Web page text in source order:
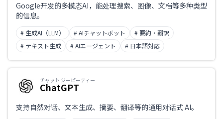
Google开发的多模态AI，能处理搜索、图像、文档等多种类型
的信息。
# 生成AI（LLM） # AIチャットボット
# 要約・翻訳
# テキスト生成
# AIエージェント # 日本語対応
チャット ジーピーティー
ChatGPT
支持自然对话、文本生成、摘要、翻译等的通用对话式 AI。